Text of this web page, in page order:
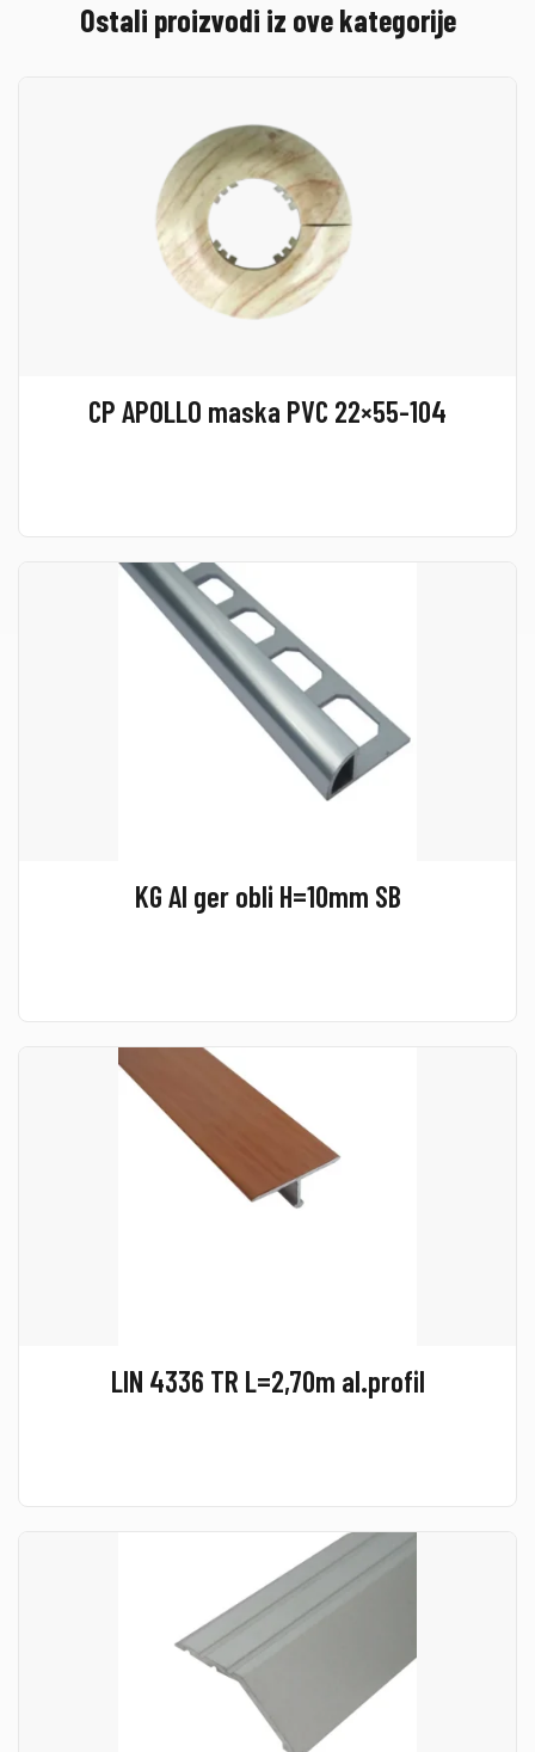
Ostali proizvodi iz ove kategorije
CP APOLLO maska PVC 22×55-104
KG Al ger obli H=10mm SB
LIN 4336 TR L=2,70m al.profil